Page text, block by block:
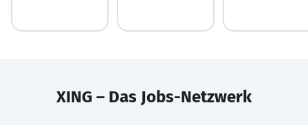
XING – Das Jobs-Netzwerk